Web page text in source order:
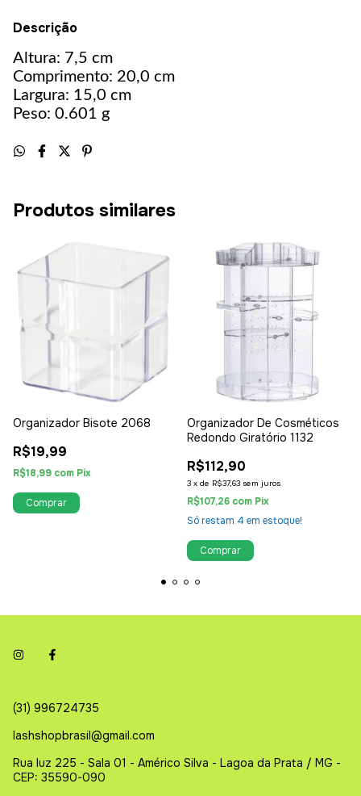
Descrição
Altura: 7,5 cm
Comprimento: 20,0 cm
Largura: 15,0 cm
Peso: 0.601 g
Produtos similares
Organizador Bisote 2068
R$19,99
R$18,99 com Pix
Organizador De Cosméticos
Redondo Giratório 1132
R$112,90
3 x de R$37,63 sem juros
R$107,26 com Pix
Só restam 4 em estoque!
(31) 996724735
lashshopbrasil@gmail.com
Rua luz 225 - Sala 01 - Américo Silva - Lagoa da Prata / MG -
CEP: 35590-090